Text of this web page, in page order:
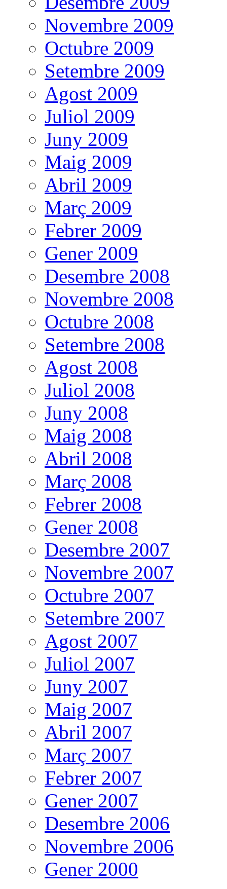
Novembre 2009
Octubre 2009
Setembre 2009
Agost 2009
Juliol 2009
Juny 2009
Maig 2009
Abril 2009
Març 2009
Febrer 2009
Gener 2009
Desembre 2008
Novembre 2008
Octubre 2008
Setembre 2008
Agost 2008
Juliol 2008
Juny 2008
Maig 2008
Abril 2008
Març 2008
Febrer 2008
Gener 2008
Desembre 2007
Novembre 2007
Octubre 2007
Setembre 2007
Agost 2007
Juliol 2007
Juny 2007
Maig 2007
Abril 2007
Març 2007
Febrer 2007
Gener 2007
Desembre 2006
Novembre 2006
Gener 2000